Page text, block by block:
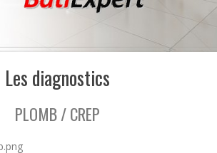
Les diagnostics
PLOMB / CREP